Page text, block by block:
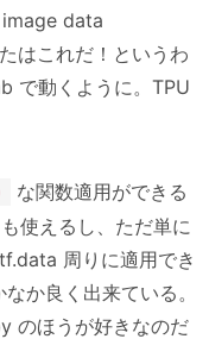
data
はこれだ！というわ
で動くように。TPU
な関数適用ができる
使えるし、ただ単に
周りに適用でき
か良く出来ている。
のほうが好きなのだ